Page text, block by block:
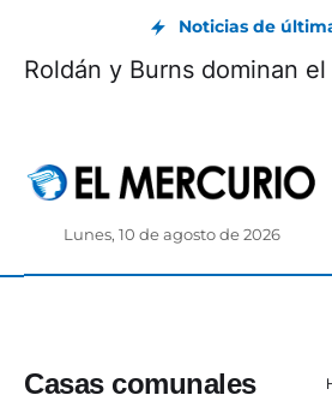
Noticias de
Roldán y Burns dominan
Lunes, 10 de agosto de 2026
Casas comunales